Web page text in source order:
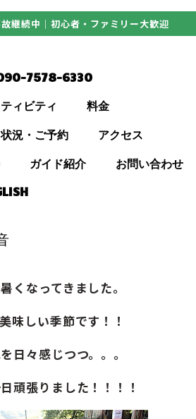
継続中｜初心者・ファミリー大歓迎
7578-6330
ィビティ 料金
況・ご予約 アクセス
ガイド紹介 お問い合わせ
くなってきました。
味しい季節です！！
日々感じつつ。。。
頑張りました！！！！